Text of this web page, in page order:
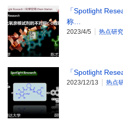
「Spotlight
称…
2023/4/5 热点研究
「Spotlight
2023/12/13 热点